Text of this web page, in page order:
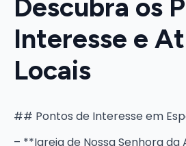
Descubra os
Interesse e
Locais
## Pontos de Interesse em
– **Igreja de Nossa Senhora da